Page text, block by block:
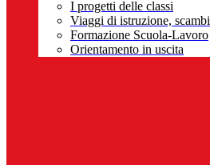
I progetti delle classi
Viaggi di istruzione,
Formazione Scuola-Lavoro
Orientamento in uscita